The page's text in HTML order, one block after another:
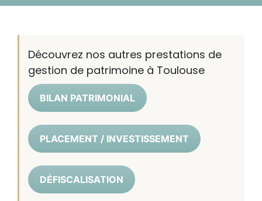
Découvrez nos autres prestations de
gestion de patrimoine à Toulouse
BILAN PATRIMONIAL
PLACEMENT / INVESTISSEMENT
DÉFISCALISATION